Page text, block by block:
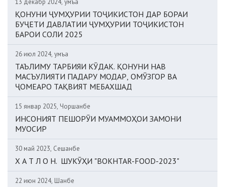
ҚОНУНИ ҶУМҲУРИИ ТОҶИКИСТОН ДАР БОРАИ
БУҶЕТИ ДАВЛАТИИ ҶУМҲУРИИ ТОҶИКИСТОН
БАРОИ СОЛИ 2025
26 июл 2024, Ҷумъа
ТАЪЛИМУ ТАРБИЯИ КӮДАК. ҚОНУНИ НАВ
МАСЪУЛИЯТИ ПАДАРУ МОДАР, ОМӮЗГОР ВА
ҶОМЕАРО ТАҚВИЯТ МЕБАХШАД
15 январ 2025, Чоршанбе
ИНСОНИЯТ ПЕШОРӮИ МУАММОҲОИ ЗАМОНИ
МУОСИР
30 май 2023, Сешанбе
Х А Т Л О Н. ШУКӮҲИ "BOKHTAR-FOOD-2023"
22 июн 2024, Шанбе